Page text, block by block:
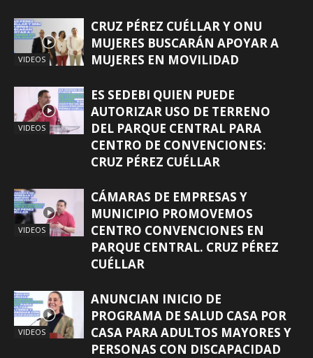
VIDEOS
CRUZ PÉREZ CUÉLLAR Y ONU
MUJERES BUSCARÁN APOYAR A
MUJERES EN MOVILIDAD
VIDEOS
ES SEDEBI QUIEN PUEDE
AUTORIZAR USO DE TERRENO
DEL PARQUE CENTRAL PARA
CENTRO DE CONVENCIONES:
CRUZ PÉREZ CUÉLLAR
VIDEOS
CÁMARAS DE EMPRESAS Y
MUNICIPIO PROMOVEMOS
CENTRO CONVENCIONES EN
PARQUE CENTRAL. CRUZ PÉREZ
CUÉLLAR
VIDEOS
ANUNCIAN INICIO DE
PROGRAMA DE SALUD CASA POR
CASA PARA ADULTOS MAYORES Y
PERSONAS CON DISCAPACIDAD